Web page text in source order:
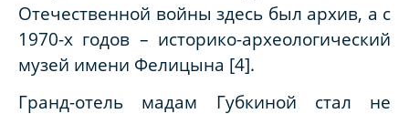
Отечественной войны здесь был архив, а с
1970-х годов – историко-археологический
музей имени Фелицына [4].
Гранд-отель мадам Губкиной стал не